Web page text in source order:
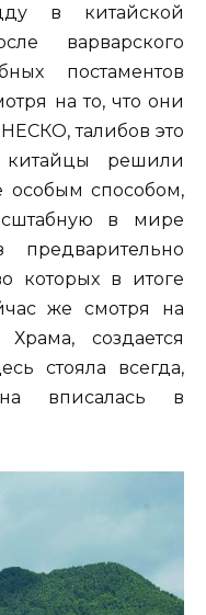
в китайской
варварского
постаментов
на то, что они
талибов это
китайцы решили
особым способом,
в мире
которых в итоге
же смотря на
создается
стояла всегда,
вписалась в